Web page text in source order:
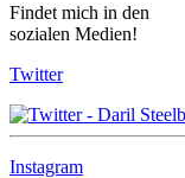
Findet mich in den
sozialen Medien!
Twitter
Instagram